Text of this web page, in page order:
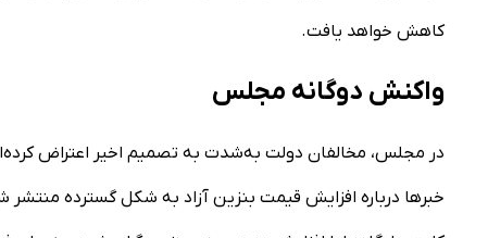
کاهش خواهد یافت.
واکنش دوگانه مجلس
در مجلس، مخالفان دولت به‌شدت به تصمیم اخیر اعتراض
خبر‌ها درباره افزایش قیمت بنزین آزاد به شکل گسترده